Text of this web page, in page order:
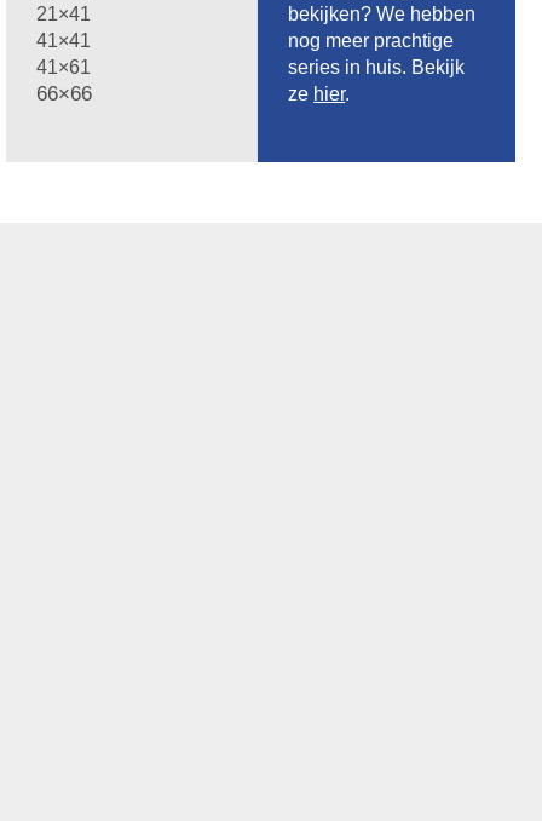
21×41
41×41
41×61
66×66
bekijken? We hebben
nog meer prachtige
series in huis. Bekijk
ze hier.